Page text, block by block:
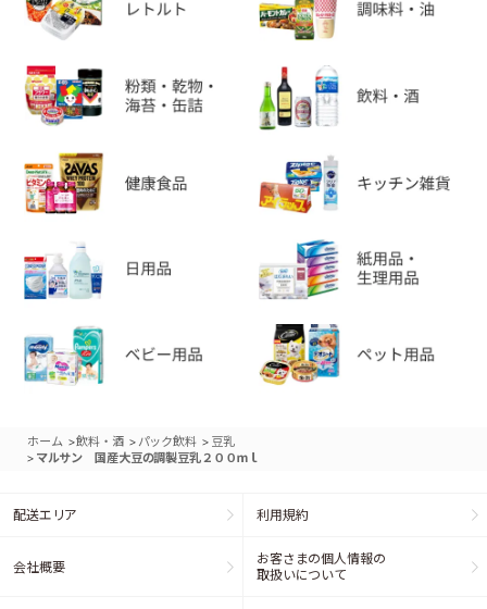
ホーム >飲料・酒 > パック飲料 > 豆乳
> マルサン 国産大豆の調製豆乳２００ｍｌ
配送エリア 利用規約
会社概要
お客さまの個人情報の
取扱いについて